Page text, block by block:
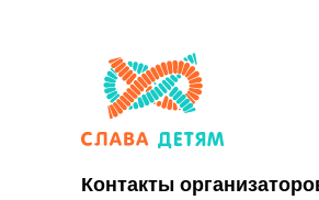
Контакты